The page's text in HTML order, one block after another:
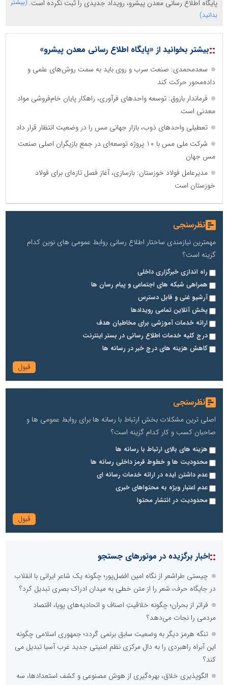
پایگاه اطلاع رسانی معدن پیشرو، رویداد جدیدی را ثبت نکرده است. (بیشتر
بدانید)
::بیشتر بخوانید از «پایگاه اطلاع رسانی معدن پیشرو»
سعدمحمدی: صنعت سرب و روی باید به سمت روش‌های علمی و
داده‌محور حرکت کند
فرماندار باروق: توسعه واحدهای فرآوری، راهکار پایان خام‌فروشی مواد
معدنی است
تعطیلی واحدهای ذوب، بازار جهانی مس را در وضعیت انتظار قرار داد
شرکت ملی مس با ۱۰ پروژه توسعه‌ای در جمع بازیگران اصلی صنعت
مس جهان
مدیرعامل فولاد خوزستان: بازسازی، آغاز فصل تازه‌ای برای فولاد
خوزستان است
نظرسنجی
مهمترین نیازمندی ساختار اطلاع رسانی روابط عمومی های نوین کدام
گزینه است؟
راه اندازی خبرگزاری داخلی
همراهی شبکه های اجتماعی و پیام رسان ها
آرشیو غنی و قابل دسترس
پخش آنلاین تمامی رویدادها
ارائه خدمات آموزشی برای مخاطیان هدف
درج کلیه خدمات اطلاع رسانی در بستر اینترنت
کاهش هزینه های درج خبر در رسانه ها
نظرسنجی
اصلی ترین مشکلات بخش ارتباط با رسانه ها برای روابط عمومی ها و
صاحبان کسب و کار کدام گزینه است؟
هزینه های بالای ارتباط با رسانه ها
محدودیت ها و خطوط قرمز داخلی رسانه ها
عدم داشتن ایده در ارائه خدمات رسانه ای
عدم اعتبار ویژه به محتواهای خبری
محدودیت در انتشار محتوا
::اخبار برگزیده در موتورهای جستجو
چیستی طراشعر از نگاه امین افضل‌پور؛ چگونه یک شاعر ایرانی با انقلاب
در جایگاه حرف، شعر را از متن خطی به میدان ادراک بصری تبدیل کرد؟
فراتر از بحران؛ چگونه خلاقیتِ اصناف و اتحادیه‌های پویا، اقتصاد
مردمی را نجات می‌دهد؟
تنگه هرمز دیگر به وضعیت سابق برنمی گردد؛ جمهوری اسلامی چگونه
این آبراه راهبردی را به دال مرکزی نظم امنیتی جدید غرب آسیا تبدیل می
کند؟
الگوپذیری خلاق، بهره‌گیری از هوش مصنوعی و کشف استعدادها، سه